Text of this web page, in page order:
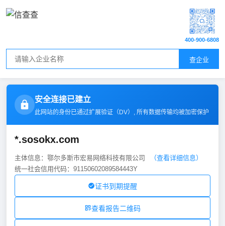
查企业
400-900-6808
安全连接已建立
此网站的身份已通过扩展验证（DV）, 所有数据传输均被加密保护
*.sosokx.com
主体信息：鄂尔多斯市宏易网络科技有限公司
（查看详细信息）
统一社会信用代码：91150602089584443Y
证书到期提醒
查看报告二维码